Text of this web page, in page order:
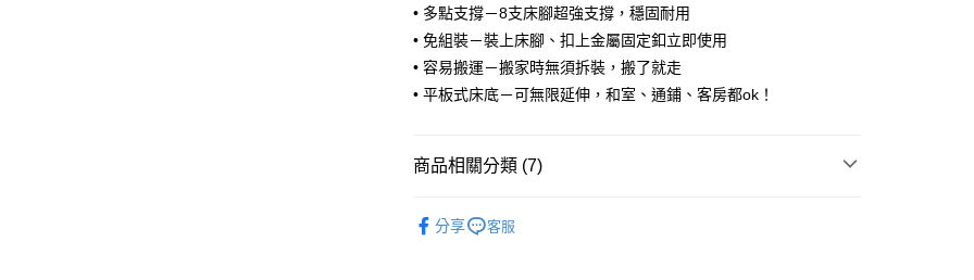
1.本服務係由「台灣大哥大股份有限公司」（以下簡稱本公司）所提供，讓
用戶於交易時，得透過本服務購買商品或服務，並由商店將買賣／分期付
款買賣價金債權讓與本公司後，依約使用本公司帳單繳交帳款。
2.基於同意付款使用「大哥付你分期」之契約關係目的，商店將以您的個人
3.完整用戶服務條款，請詳閱以下連結：
３．收到繳費通知簡訊後14天內，點擊此簡訊中的連結，可透過四大超商
／ATM／網路銀行／等多元方式進行付款，方視為交易完成。
※ 請注意：結帳手續完成當下不需立刻繳費，但若您需要取消訂單，請聯
絡購買商品的店家。未經商家同意取消之訂單仍視為有效，需透過AFTEE
先享後付繳納相關費用。
交易，需依本服務之必要範圍內提供個人資料，並將交易相關給付款項請
➤大型傢俱『免費組裝』：1.車趟為週二、週四 2.可指定日期，無
法指定當天抵達時段，白天至晚上皆可能
每筆NT$3,000，滿NT$1(含以上)免運費
• 多點支撐－8支床腳超強支撐，穩固耐用
• 免組裝－裝上床腳、扣上金屬固定釦立即使用
• 容易搬運－搬家時無須拆裝，搬了就走
• 平板式床底－可無限延伸，和室、通鋪、客房都ok！
商品相關分類 (7)
分享 客服